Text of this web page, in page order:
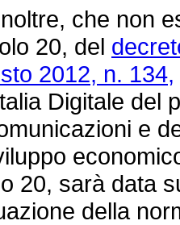
che non
20, del
2012, n. 134,
Digitale del
e
20, sarà data
della